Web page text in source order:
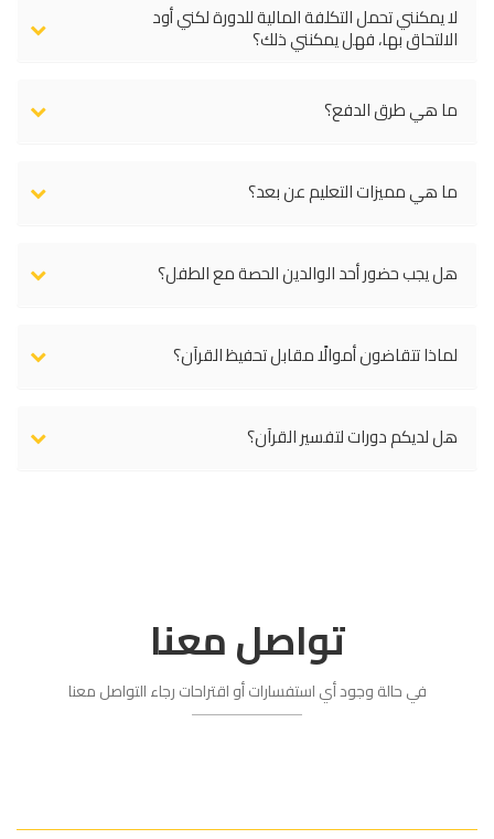
لا يمكنني تحمل التكلفة المالية للدورة لكني أود
الالتحاق بها، فهل يمكنني ذلك؟
ما هي طرق الدفع؟
ما هي مميزات التعليم عن بعد؟
هل يجب حضور أحد الوالدين الحصة مع الطفل؟
لماذا تتقاضون أموالًا مقابل تحفيظ القرآن؟
هل لديكم دورات لتفسير القرآن؟
تواصل معنا
في حالة وجود أي استفسارات أو اقتراحات رجاء التواصل معنا